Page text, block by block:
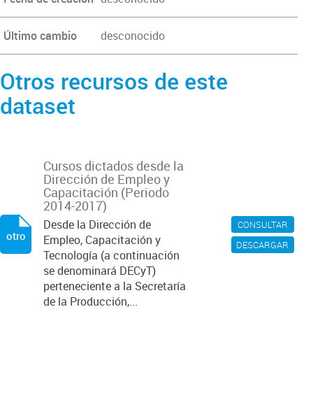
Último cambio desconocido
Otros recursos de este
dataset
CONSULTAR
DESCARGAR
Cursos dictados desde la
Dirección de Empleo y
Capacitación (Periodo
2014-2017)
Desde la Dirección de
Empleo, Capacitación y
Tecnología (a continuación
se denominará DECyT)
perteneciente a la Secretaría
de la Producción,...
otro